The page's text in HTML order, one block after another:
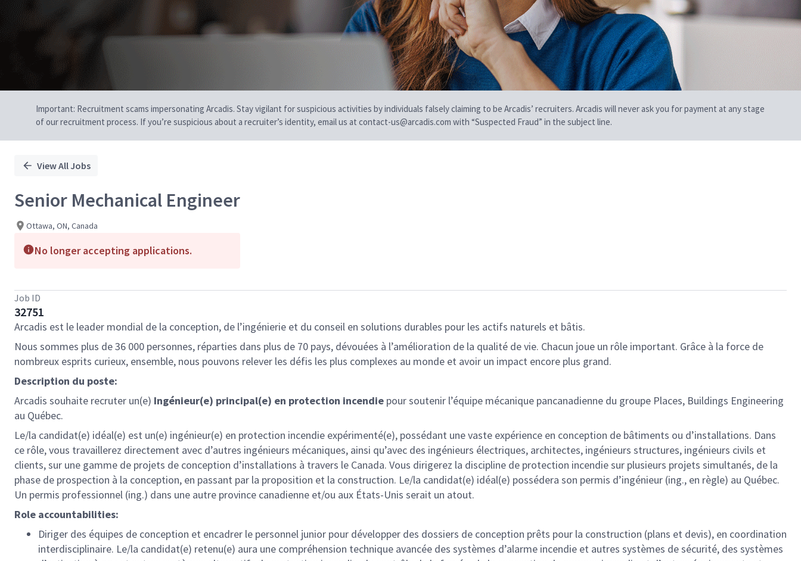
Important: Recruitment scams impersonating Arcadis. Stay vigilant for suspicious activities by individuals falsely claiming to be Arcadis’ recruiters. Arcadis will never ask you for payment at any stage
of our recruitment process. If you’re suspicious about a recruiter’s identity, email us at contact-us@arcadis.com with “Suspected Fraud” in the subject line.
View All Jobs
Senior Mechanical Engineer
Ottawa, ON, Canada
No longer accepting applications.
Job ID
32751
Arcadis est le leader mondial de la conception, de l’ingénierie et du conseil en solutions durables pour les actifs naturels et bâtis.
Nous sommes plus de 36 000 personnes, réparties dans plus de 70 pays, dévouées à l’amélioration de la qualité de vie. Chacun joue un rôle important. Grâce à la force de
nombreux esprits curieux, ensemble, nous pouvons relever les défis les plus complexes au monde et avoir un impact encore plus grand.
Description du poste:
Arcadis souhaite recruter un(e) Ingénieur(e) principal(e) en protection incendie pour soutenir l’équipe mécanique pancanadienne du groupe Places, Buildings Engineering
au Québec.
Le/la candidat(e) idéal(e) est un(e) ingénieur(e) en protection incendie expérimenté(e), possédant une vaste expérience en conception de bâtiments ou d’installations. Dans
ce rôle, vous travaillerez directement avec d’autres ingénieurs mécaniques, ainsi qu’avec des ingénieurs électriques, architectes, ingénieurs structures, ingénieurs civils et
clients, sur une gamme de projets de conception d’installations à travers le Canada. Vous dirigerez la discipline de protection incendie sur plusieurs projets simultanés, de la
phase de prospection à la conception, en passant par la proposition et la construction. Le/la candidat(e) idéal(e) possédera son permis d’ingénieur (ing., en règle) au Québec.
Un permis professionnel (ing.) dans une autre province canadienne et/ou aux États-Unis serait un atout.
Role accountabilities:
Diriger des équipes de conception et encadrer le personnel junior pour développer des dossiers de conception prêts pour la construction (plans et devis), en coordination
interdisciplinaire. Le/la candidat(e) retenu(e) aura une compréhension technique avancée des systèmes d’alarme incendie et autres systèmes de sécurité, des systèmes